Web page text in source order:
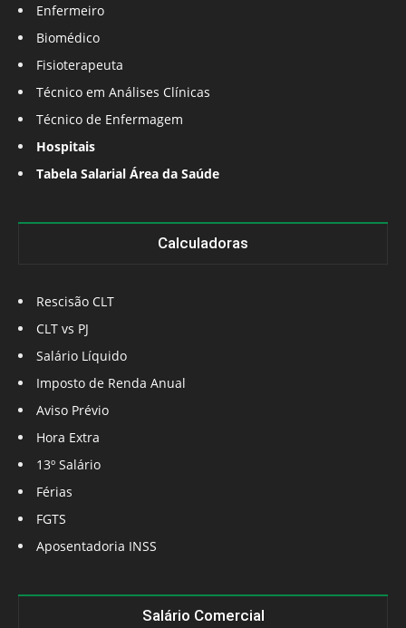
Enfermeiro
Biomédico
Fisioterapeuta
Técnico em Análises Clínicas
Técnico de Enfermagem
Hospitais
Tabela Salarial Área da Saúde
Calculadoras
Rescisão CLT
CLT vs PJ
Salário Líquido
Imposto de Renda Anual
Aviso Prévio
Hora Extra
13º Salário
Férias
FGTS
Aposentadoria INSS
Salário Comercial